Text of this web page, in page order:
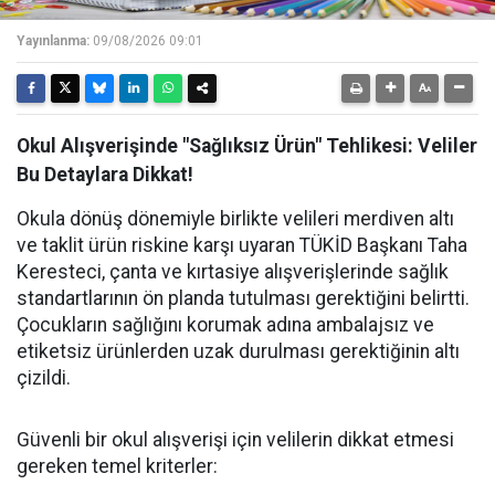
Yayınlanma: 09/08/2026 09:01
Okul Alışverişinde "Sağlıksız Ürün" Tehlikesi: Veliler
Bu Detaylara Dikkat!
Okula dönüş dönemiyle birlikte velileri merdiven altı
ve taklit ürün riskine karşı uyaran TÜKİD Başkanı Taha
Keresteci, çanta ve kırtasiye alışverişlerinde sağlık
standartlarının ön planda tutulması gerektiğini belirtti.
Çocukların sağlığını korumak adına ambalajsız ve
etiketsiz ürünlerden uzak durulması gerektiğinin altı
çizildi.
Güvenli bir okul alışverişi için velilerin dikkat etmesi
gereken temel kriterler: